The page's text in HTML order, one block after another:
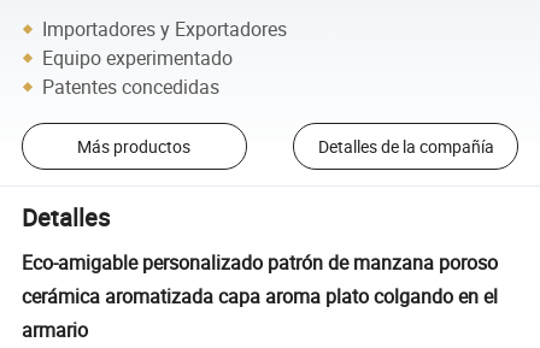
Importadores y Exportadores
Equipo experimentado
Patentes concedidas
Más productos Detalles de la compañía
Detalles
Eco-amigable personalizado patrón de manzana poroso
cerámica aromatizada capa aroma plato colgando en el
armario